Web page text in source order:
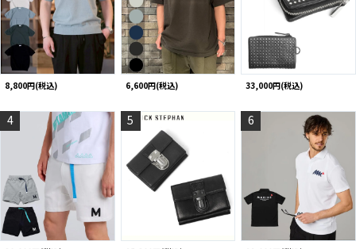
8,800円(税込) 6,600円(税込) 33,000円(税込)
4 5 6